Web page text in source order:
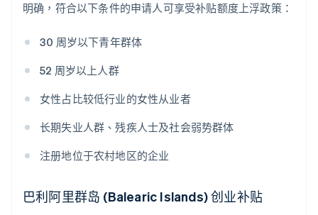
明确，符合以下条件的申请人可享受补贴额度上浮政策：
30 周岁以下青年群体
52 周岁以上人群
女性占比较低行业的女性从业者
长期失业人群、残疾人士及社会弱势群体
注册地位于农村地区的企业
巴利阿里群岛 (Balearic Islands) 创业补贴